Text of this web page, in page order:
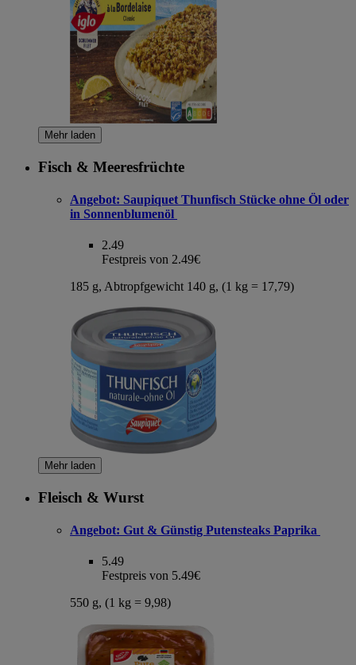
Mehr laden
Fisch & Meeresfrüchte
Angebot: Saupiquet Thunfisch Stücke ohne Öl oder
in Sonnenblumenöl
2.49
Festpreis von 2.49€
185 g, Abtropfgewicht 140 g, (1 kg = 17,79)
Mehr laden
Fleisch & Wurst
Angebot: Gut & Günstig Putensteaks Paprika
5.49
Festpreis von 5.49€
550 g, (1 kg = 9,98)